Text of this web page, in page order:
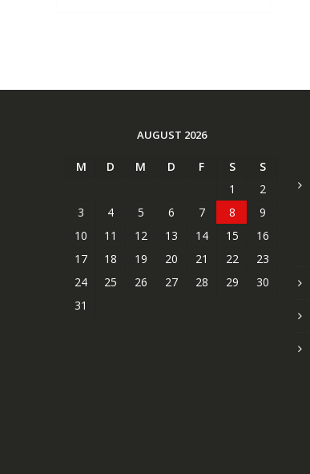
AUGUST 2026
M D M D F S
S
1
2
3
4 5 6 7 8
9
10
11 12 13 14 15
16
17
18 19 20 21 22
23
24
25 26 27 28 29
30
31